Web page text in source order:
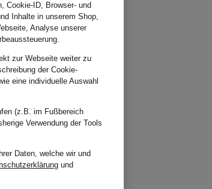
Cookie-ID, Browser- und
Inhalte in unserem Shop,
Analyse unserer
zur Webseite weiter zu
der Cookie-
eine individuelle Auswahl
(z.B. im Fußbereich
Verwendung der Tools
Daten, welche wir und
und